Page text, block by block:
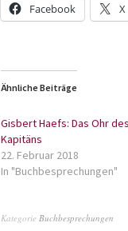
Facebook X
Ähnliche Beiträge
Gisbert Haefs: Das Ohr des
Kapitäns
22. Februar 2018
In "Buchbesprechungen"
Kategorie Buchbesprechungen